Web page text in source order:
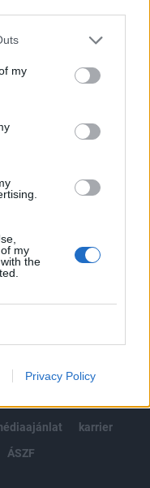
my
my
the
Privacy Policy
belüli
karrier
ÁSZF